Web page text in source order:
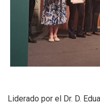
Liderado por el Dr. D.